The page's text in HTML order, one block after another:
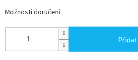
Možnosti doručení